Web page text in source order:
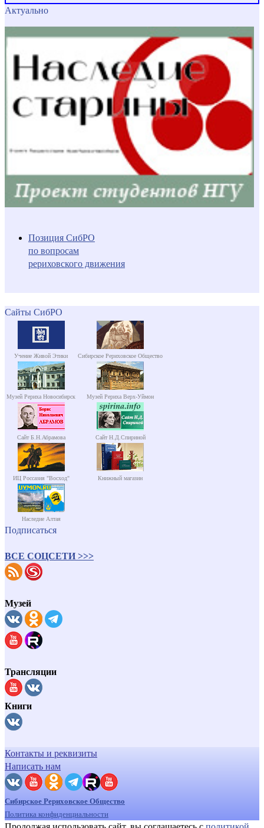
Актуально
Позиция СибРО
по вопросам
рериховского движения
Сайты СибРО
Учение Живой Этики Сибирское Рериховское Общество
Музей Рериха Новосибирск Музей Рериха Верх-Уймон
Сайт Б.Н.Абрамова Сайт Н.Д.Спириной
ИЦ Россазия "Восход" Книжный магазин
Наследие Алтая
Подписаться
ВСЕ СОЦСЕТИ >>>
Музей
Трансляции
Книги
Контакты и реквизиты
Написать нам
Сибирское Рериховское Общество
Политика конфиденциальности